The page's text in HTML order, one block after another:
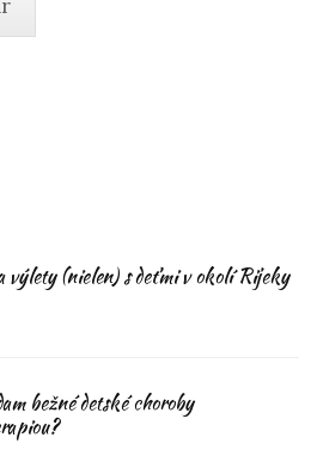
výlety (nielen) s deťmi v okolí Rijeky
bežné detské choroby